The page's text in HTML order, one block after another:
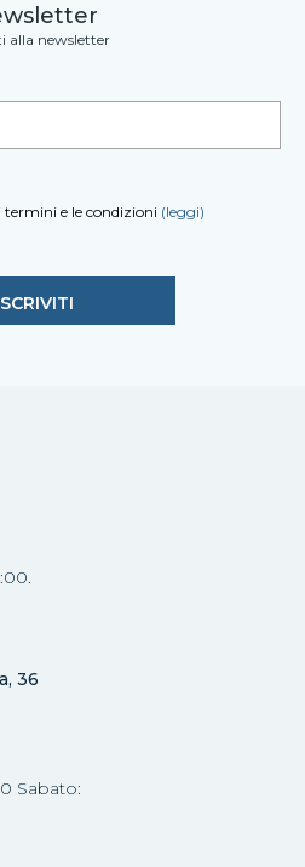
alla newsletter
termini e le condizioni (leggi)
36
Sabato: